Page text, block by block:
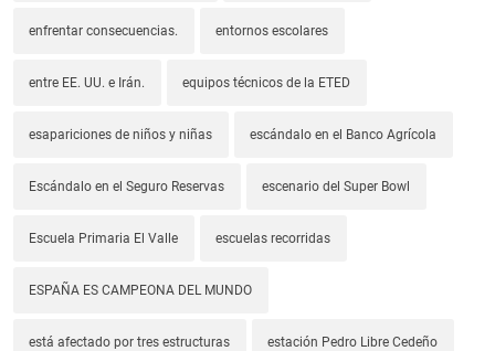
enfrentar consecuencias. entornos escolares
entre EE. UU. e Irán. equipos técnicos de la ETED
esapariciones de niños y niñas escándalo en el Banco Agrícola
Escándalo en el Seguro Reservas escenario del Super Bowl
Escuela Primaria El Valle escuelas recorridas
ESPAÑA ES CAMPEONA DEL MUNDO
está afectado por tres estructuras estación Pedro Libre Cedeño